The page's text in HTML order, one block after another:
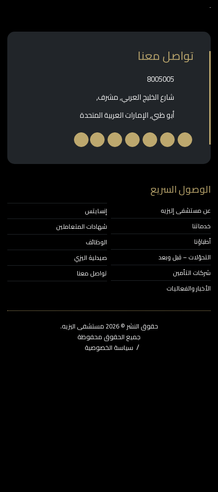
تواصل معنا
‎8005005‎
شارع الخليج العربي, مشرف,
أبو ظبي, الإمارات العربية المتحدة
السريع
إليزيه
– قبل وبعد
التأمين
والفعاليات
إنسايتس
شهادات المتعاملين
الوظائف
صيدلية اليزي
تواصل معنا
حقوق النشر © 2026‎ مستشفى اليزيه.
جميع الحقوق محفوظة
سياسة الخصوصية